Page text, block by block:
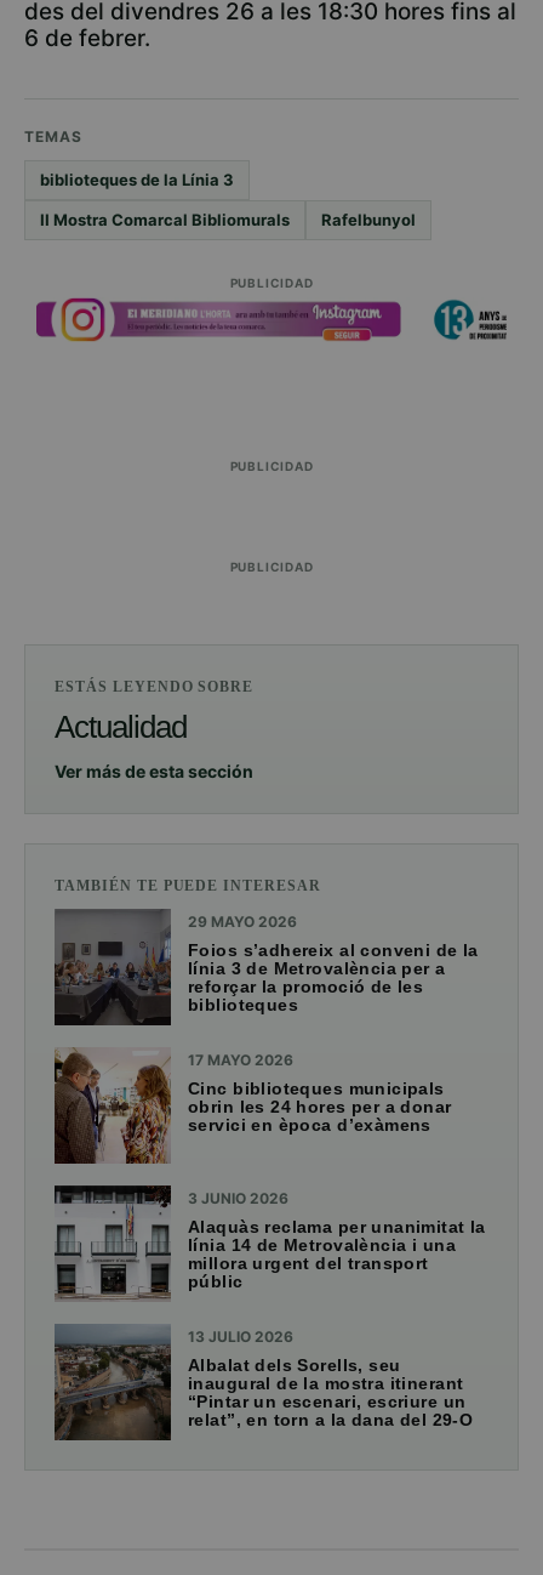
des del divendres 26 a les 18:30 hores fins al
6 de febrer.
TEMAS
biblioteques de la Línia 3
II Mostra Comarcal Bibliomurals Rafelbunyol
PUBLICIDAD
PUBLICIDAD
PUBLICIDAD
ESTÁS LEYENDO SOBRE
Actualidad
Ver más de esta sección
TAMBIÉN TE PUEDE INTERESAR
29 MAYO 2026
Foios s’adhereix al conveni de la
línia 3 de Metrovalència per a
reforçar la promoció de les
biblioteques
17 MAYO 2026
Cinc biblioteques municipals
obrin les 24 hores per a donar
servici en època d’exàmens
3 JUNIO 2026
Alaquàs reclama per unanimitat la
línia 14 de Metrovalència i una
millora urgent del transport
públic
13 JULIO 2026
Albalat dels Sorells, seu
inaugural de la mostra itinerant
“Pintar un escenari, escriure un
relat”, en torn a la dana del 29-O